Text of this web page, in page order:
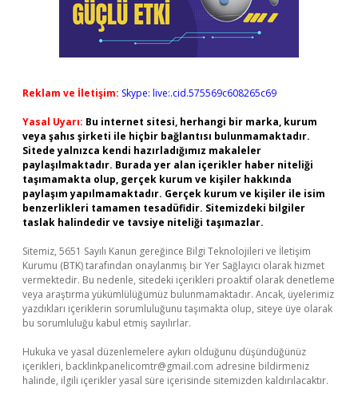
Reklam ve İletişim: Skype: live:.cid.575569c608265c69
Yasal Uyarı: Bu internet sitesi, herhangi bir marka, kurum
veya şahıs şirketi ile hiçbir bağlantısı bulunmamaktadır.
Sitede yalnızca kendi hazırladığımız makaleler
paylaşılmaktadır. Burada yer alan içerikler haber niteliği
taşımamakta olup, gerçek kurum ve kişiler hakkında
paylaşım yapılmamaktadır. Gerçek kurum ve kişiler ile isim
benzerlikleri tamamen tesadüfidir. Sitemizdeki bilgiler
taslak halindedir ve tavsiye niteliği taşımazlar.
Sitemiz, 5651 Sayılı Kanun gereğince Bilgi Teknolojileri ve İletişim
Kurumu (BTK) tarafından onaylanmış bir Yer Sağlayıcı olarak hizmet
vermektedir. Bu nedenle, sitedeki içerikleri proaktif olarak denetleme
veya araştırma yükümlülüğümüz bulunmamaktadır. Ancak, üyelerimiz
yazdıkları içeriklerin sorumluluğunu taşımakta olup, siteye üye olarak
bu sorumluluğu kabul etmiş sayılırlar.
Hukuka ve yasal düzenlemelere aykırı olduğunu düşündüğünüz
içerikleri, backlinkpanelicomtr@gmail.com adresine bildirmeniz
halinde, ilgili içerikler yasal süre içerisinde sitemizden kaldırılacaktır.